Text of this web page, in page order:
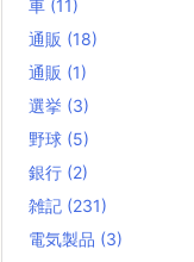
車 (11)
通販 (18)
通販 (1)
選挙 (3)
野球 (5)
銀行 (2)
雑記 (231)
電気製品 (3)